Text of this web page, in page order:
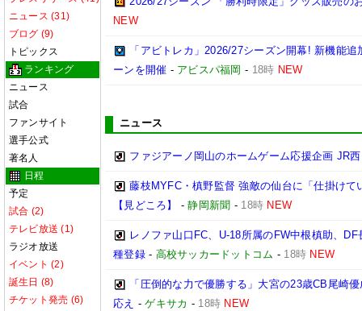
ニュース (31)
ブログ (9)
トピックス
ランキング
ニュース
試合
ファンサイト
選手公式
著名人
日程
予定
試合 (2)
テレビ放送 (1)
ラジオ放送
イベント (2)
誕生日 (8)
チケット発売 (6)
NEW
「アビトレカ」2026/27シーズン開幕! 新機能
ーンを開催 - アビスパ福岡 - 18時 NEW
ニュース
ファジアーノ岡山のホームゲーム応援企画 JR
藤枝MYFC・槙野監督 強敵の仙台に「仕掛け
【見どころ】
-静岡新聞 - 18時 NEW
レノファ山口FC、U-18所属のFW中根槙助、
種登録- 高校サッカードットコム - 18時 NEW
「圧倒的な力で優勝する」大宮の23歳CB尾崎
応え -ゲキサカ - 18時 NEW